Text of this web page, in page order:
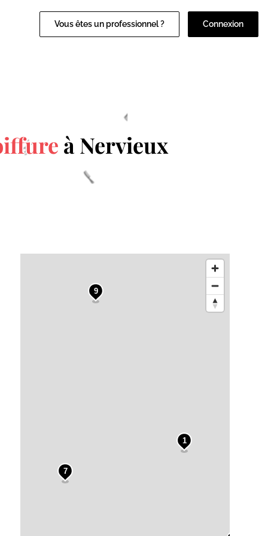
Vous êtes un professionnel ? Connexion
à Nervieux
1
7
9